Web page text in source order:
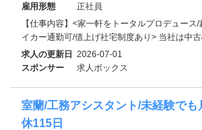
雇用形態
正社員
【仕事内容】<家一軒をトータルプロデュース
イカー通勤可/借上げ社宅制度あり> 当社は中
求人の更新日 2026-07-01
スポンサー
求人ボックス
室蘭/工務アシスタント/未経験でも
休115日